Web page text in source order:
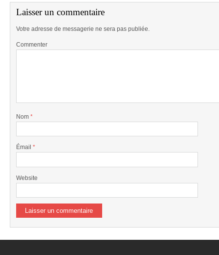
Laisser un commentaire
Votre adresse de messagerie ne sera pas publiée.
Commenter
Nom *
Émail *
Website